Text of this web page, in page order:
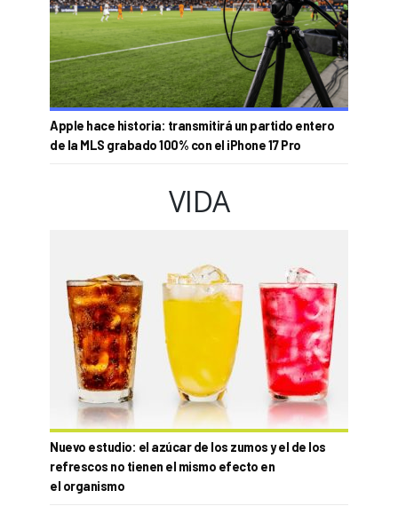
Apple hace historia: transmitirá un partido entero
de la MLS grabado 100% con el iPhone 17 Pro
VIDA
Nuevo estudio: el azúcar de los zumos y el de los
refrescos no tienen el mismo efecto en
el organismo